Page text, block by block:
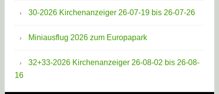
30-2026 Kirchenanzeiger 26-07-19 bis 26-07-26
Miniausflug 2026 zum Europapark
32+33-2026 Kirchenanzeiger 26-08-02 bis 26-08-
16